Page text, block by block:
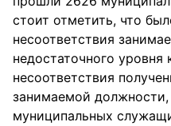
стоит отметить, что
несоответствия
недостаточного
несоответствия
занимаемой должности,
муниципальных